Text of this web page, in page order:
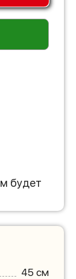
будет
45 см